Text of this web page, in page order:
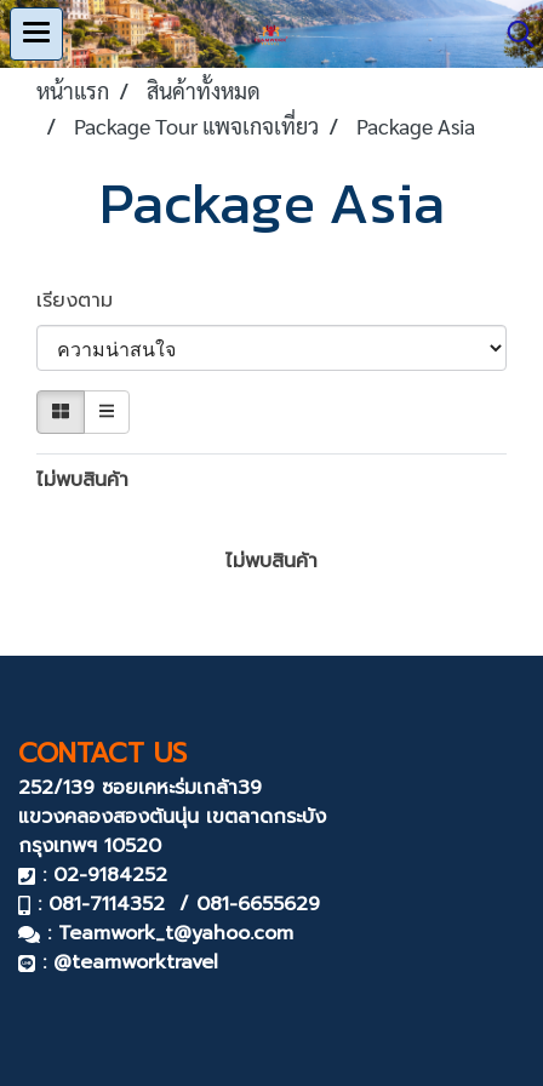
หน้าแรก
สินค้าทั้งหมด
Package Tour แพจเกจเที่ยว
Package Asia
Package Asia
เรียงตาม
ไม่พบสินค้า
ไม่พบสินค้า
CONTACT US
252/139 ซอยเคหะร่มเกล้า39
แขวงคลองสองต้นนุ่น เขตลาดกระบัง
กรุงเทพฯ 10520
: 02-9184252
: 081-7114352 / 081-6655629
: Teamwork_t@yahoo.com
: @teamworktravel